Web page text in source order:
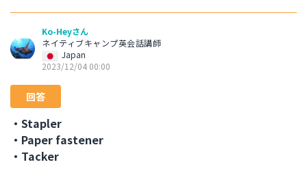
Ko-Heyさん
ネイティブキャンプ英会話講師
Japan
2023/12/04 00:00
回答
・Stapler
・Paper fastener
・Tacker